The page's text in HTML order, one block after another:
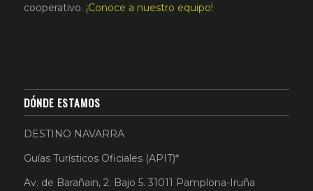
cooperativo. ¡Conoce a nuestro equipo!
DÓNDE ESTAMOS
DESTINO NAVARRA
Guías Turísticos Oficiales (APIT)*
Av. de Barañain, 2. Bajo 5. 31011 Pamplona-Iruña